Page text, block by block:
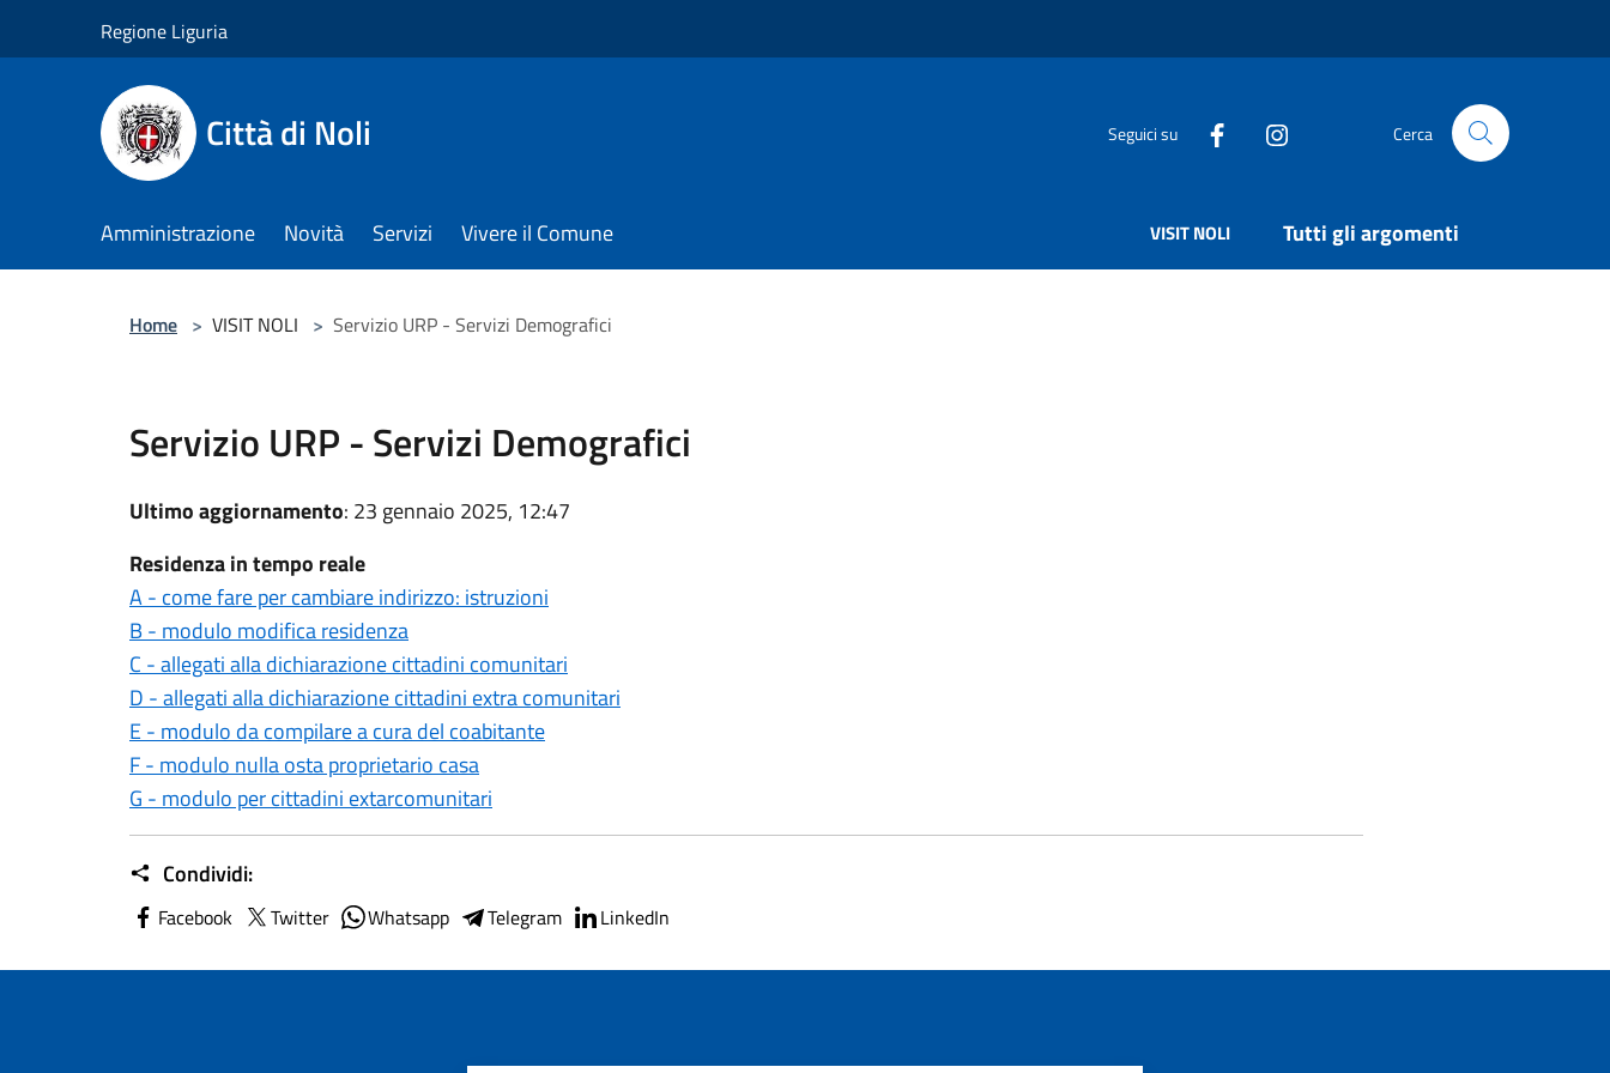
Regione Liguria
Città di Noli Seguici su Cerca
Amministrazione Novità Servizi Vivere il Comune VISIT NOLI Tutti gli argomenti
Home > VISIT NOLI > Servizio URP - Servizi Demografici
Servizio URP - Servizi Demografici
Ultimo aggiornamento: 23 gennaio 2025, 12:47
Residenza in tempo reale
A - come fare per cambiare indirizzo: istruzioni
B - modulo modifica residenza
C - allegati alla dichiarazione cittadini comunitari
D - allegati alla dichiarazione cittadini extra comunitari
E - modulo da compilare a cura del coabitante
F - modulo nulla osta proprietario casa
G - modulo per cittadini extarcomunitari
Condividi:
Facebook Twitter Whatsapp Telegram LinkedIn